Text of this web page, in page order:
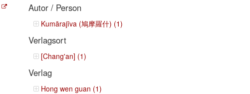
Autor / Person
Kumārajīva (鳩摩羅什) (1)
Verlagsort
[Chang'an] (1)
Verlag
Hong wen guan (1)